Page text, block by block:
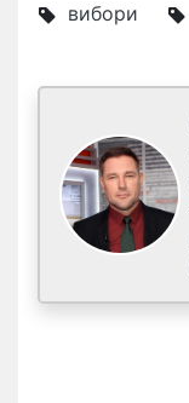
вибори